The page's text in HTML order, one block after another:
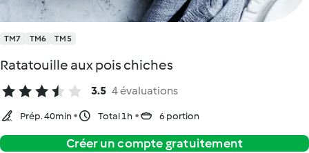
TM7 TM6 TM5
Ratatouille aux pois chiches
3.5 4 évaluations
Prép. 40min Total 1h 6 portion
Créer un compte gratuitement